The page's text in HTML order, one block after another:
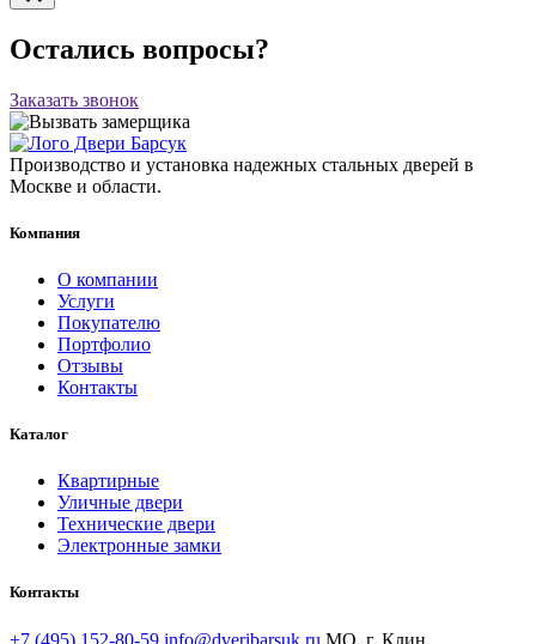
Остались вопросы?
Заказать звонок
Производство и установка надежных стальных дверей в
Москве и области.
Компания
О компании
Услуги
Покупателю
Портфолио
Отзывы
Контакты
Каталог
Квартирные
Уличные двери
Технические двери
Электронные замки
Контакты
+7 (495) 152-80-59 info@dveribarsuk.ru МО, г. Клин,